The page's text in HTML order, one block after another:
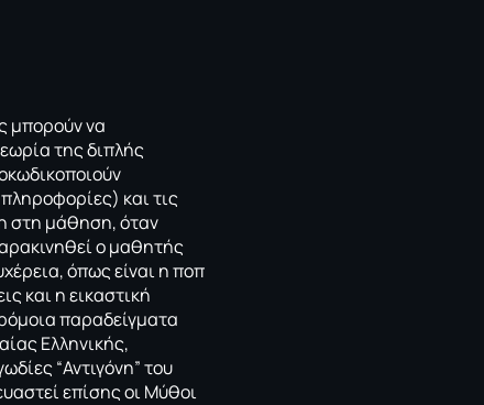
μπορούν να
της διπλής
και τις
στη μάθηση, όταν
ο μαθητής
όπως είναι η ποπ
και η εικαστική
παραδείγματα
Ελληνικής,
“Αντιγόνη” του
επίσης οι Μύθοι